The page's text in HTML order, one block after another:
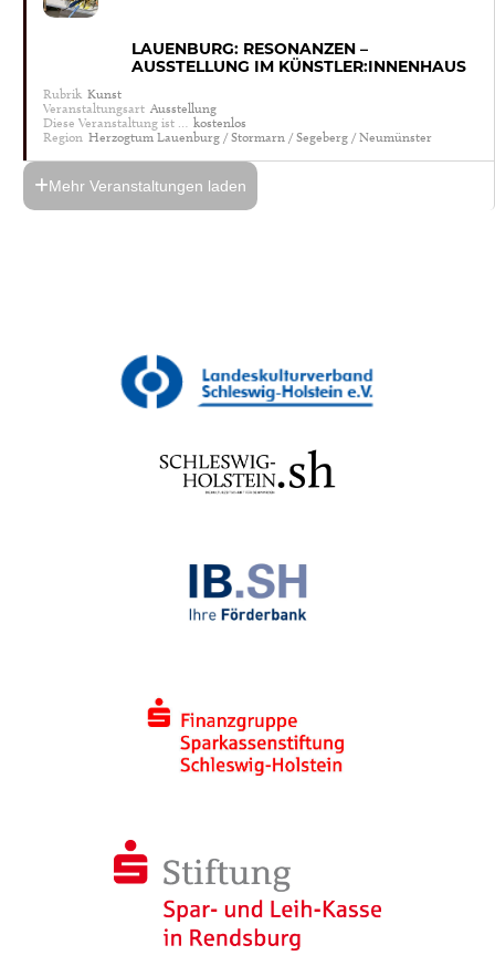
LAUENBURG: RESONANZEN –
AUSSTELLUNG IM KÜNSTLER:INNENHAUS
Rubrik Kunst
Veranstaltungsart Ausstellung
Diese Veranstaltung ist … kostenlos
Region Herzogtum Lauenburg / Stormarn / Segeberg / Neumünster
Mehr Veranstaltungen laden